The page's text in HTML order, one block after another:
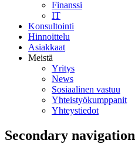
Finanssi
IT
Konsultointi
Hinnoittelu
Asiakkaat
Meistä
Yritys
News
Sosiaalinen vastuu
Yhteistyökumppanit
Yhteystiedot
Secondary navigation